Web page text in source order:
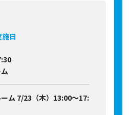
日
ム 7/23（木）13:00～17: